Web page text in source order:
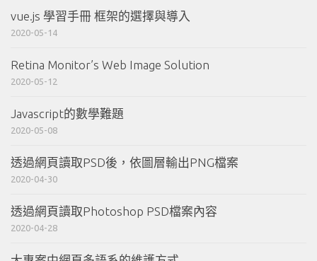
vue.js 學習手冊 框架的選擇與導入
2020-05-14
Retina Monitor’s Web Image Solution
2020-05-12
Javascript的數學難題
2020-05-08
透過網頁讀取PSD後，依圖層輸出PNG檔案
2020-04-30
透過網頁讀取Photoshop PSD檔案內容
2020-04-28